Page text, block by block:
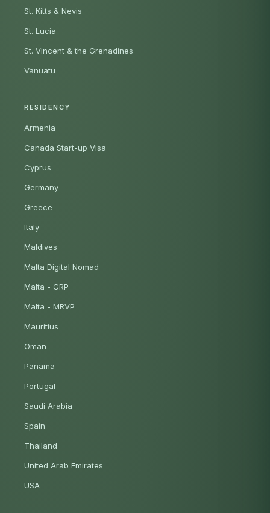
St. Kitts & Nevis
St. Lucia
St. Vincent & the Grenadines
Vanuatu
RESIDENCY
Armenia
Canada Start-up Visa
Cyprus
Germany
Greece
Italy
Maldives
Malta Digital Nomad
Malta - GRP
Malta - MRVP
Mauritius
Oman
Panama
Portugal
Saudi Arabia
Spain
Thailand
United Arab Emirates
USA